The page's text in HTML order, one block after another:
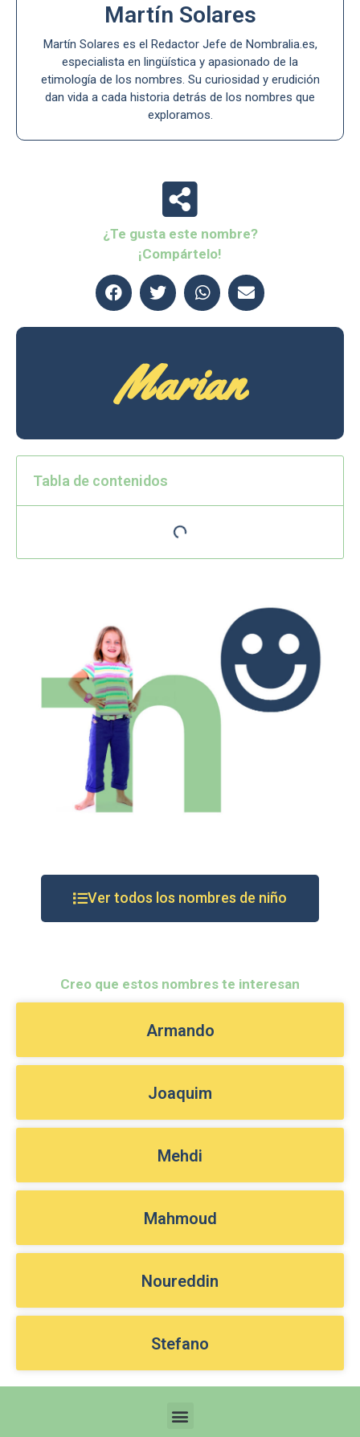
Martín Solares
Martín Solares es el Redactor Jefe de Nombralia.es,
especialista en lingüística y apasionado de la
etimología de los nombres. Su curiosidad y erudición
dan vida a cada historia detrás de los nombres que
exploramos.
¿Te gusta este nombre?
¡Compártelo!
Marian
Tabla de contenidos
Ver todos los nombres de niño
Creo que estos nombres te interesan
Armando
Joaquim
Mehdi
Mahmoud
Noureddin
Stefano